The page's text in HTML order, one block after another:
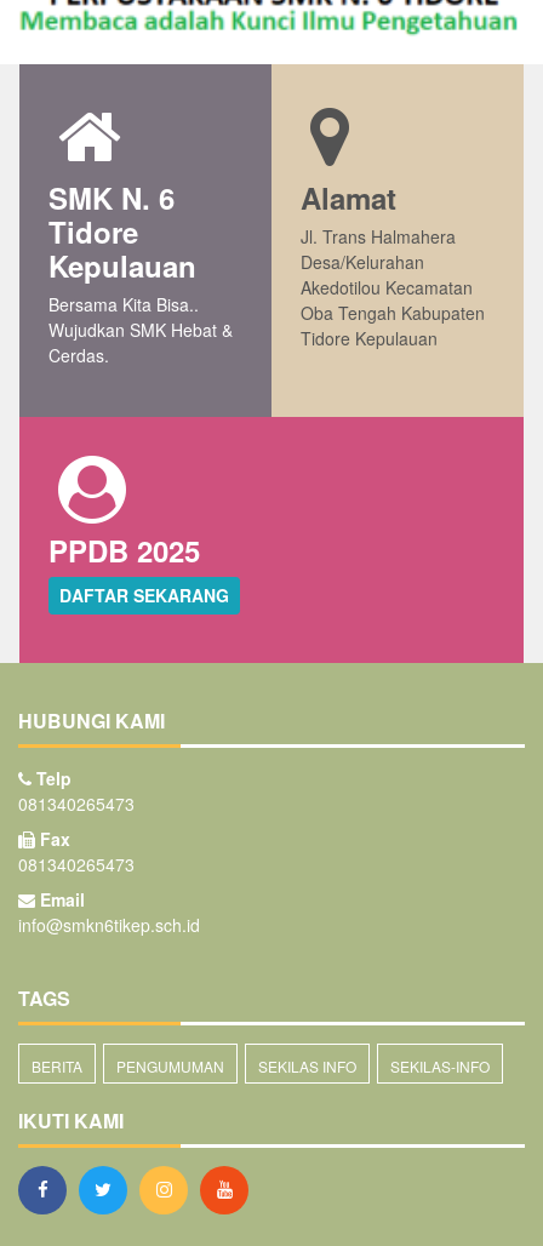
SMK N. 6
Tidore
Kepulauan
Bersama Kita Bisa..
Wujudkan SMK Hebat &
Cerdas.
Alamat
Jl. Trans Halmahera
Desa/Kelurahan
Akedotilou Kecamatan
Oba Tengah Kabupaten
Tidore Kepulauan
PPDB 2025
DAFTAR SEKARANG
HUBUNGI KAMI
Telp
081340265473
Fax
081340265473
Email
info@smkn6tikep.sch.id
TAGS
BERITA PENGUMUMAN SEKILAS INFO SEKILAS-INFO
IKUTI KAMI